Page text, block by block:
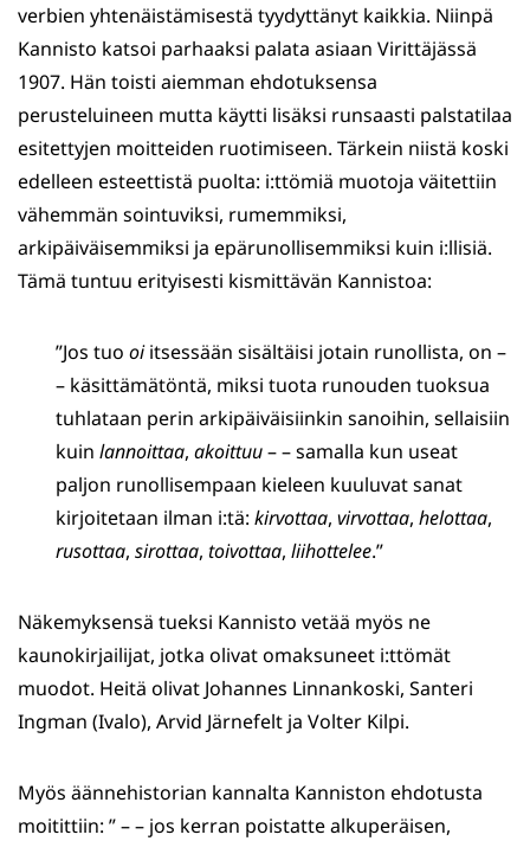
verbien yhtenäistämisestä tyydyttänyt kaikkia. Niinpä
Kannisto katsoi parhaaksi palata asiaan Virittäjässä
1907. Hän toisti aiemman ehdotuksensa
perusteluineen mutta käytti lisäksi runsaasti palstatilaa
esitettyjen moitteiden ruotimiseen. Tärkein niistä koski
edelleen esteettistä puolta: i:ttömiä muotoja väitettiin
vähemmän sointuviksi, rumemmiksi,
arkipäiväisemmiksi ja epärunollisemmiksi kuin i:llisiä.
Tämä tuntuu erityisesti kismittävän Kannistoa:
”Jos tuo oiitsessään sisältäisi jotain runollista, on –
– käsittämätöntä, miksi tuota runouden tuoksua
tuhlataan perin arkipäiväisiinkin sanoihin, sellaisiin
kuin lannoittaa, akoittuu– – samalla kun useat
paljon runollisempaan kieleen kuuluvat sanat
kirjoitetaan ilman i:tä: kirvottaa, virvottaa, helottaa,
rusottaa, sirottaa, toivottaa, liihottelee.”
Näkemyksensä tueksi Kannisto vetää myös ne
kaunokirjailijat, jotka olivat omaksuneet i:ttömät
muodot. Heitä olivat Johannes Linnankoski, Santeri
Ingman (Ivalo), Arvid Järnefelt ja Volter Kilpi.
Myös äännehistorian kannalta Kanniston ehdotusta
moitittiin: ” – – jos kerran poistatte alkuperäisen,